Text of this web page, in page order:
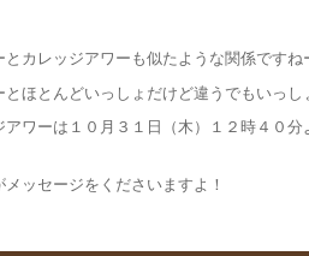
とカレッジアワーも似たような関係ですね
とほとんどいっしょだけど違うでもいっし
アワーは１０月３１日（木）１２時４０
ッセージをくださいますよ！